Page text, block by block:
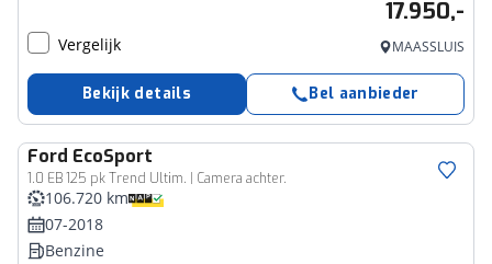
17.950,-
Vergelijk MAASSLUIS
Bekijk details Bel aanbieder
Ford EcoSport
1.0 EB 125 pk Trend Ultim. | Camera achter.
106.720 km
07-2018
Benzine